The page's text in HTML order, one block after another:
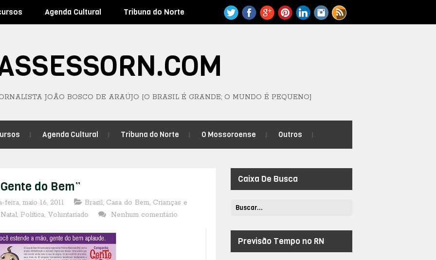
Agenda Cultural Tribuna do Norte
JOÃO BOSCO DE ARAÚJO [O BRASIL É GRANDE; O MUNDO É PEQUENO]
Agenda Cultural Tribuna do Norte O Mossoroense Outros
do Bem”
feira, maio 16, 2011 Brasil, Casa do Bem, Crianças e
Natal, Política, Voluntariado Nenhum comentário
Caixa De Busca
Previsão Tempo no RN